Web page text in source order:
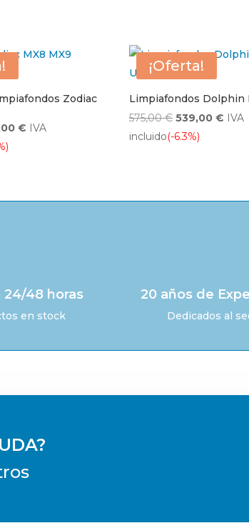
Zodiac
€.
€ El
230,00 €.
IVA
¡Oferta!
Limpiafondos Dolphin
575,00€ El
precio
539,00€ El
IVA
incluido(-6.3%)
24/48 horas
en stock
20 años de
Dedicados al